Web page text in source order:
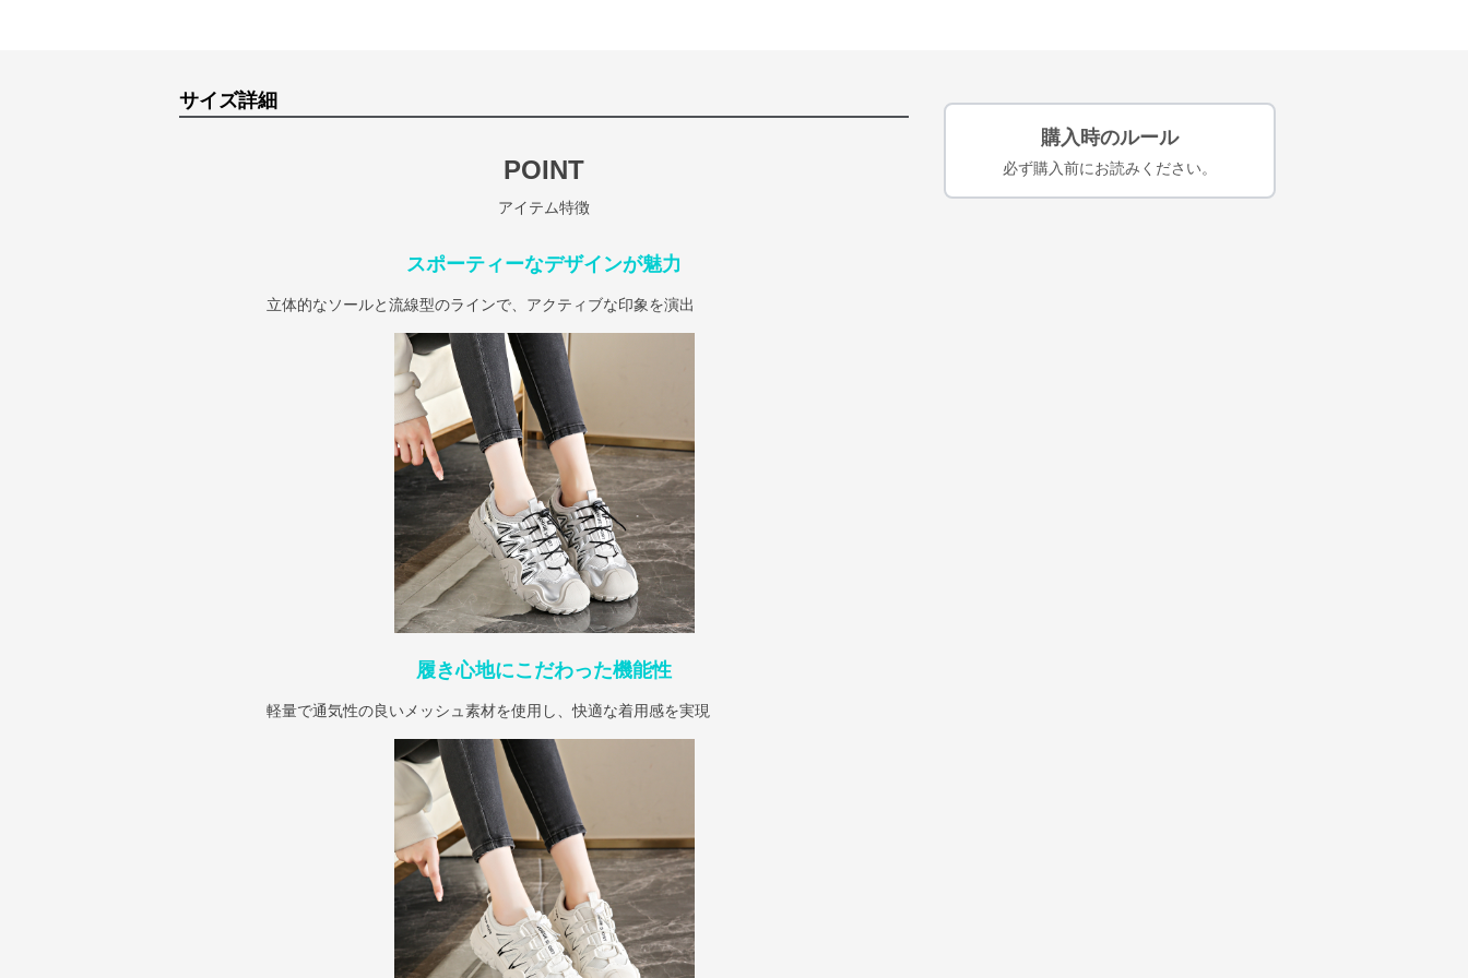
サイズ詳細
POINT
アイテム特徴
スポーティーなデザインが魅力
立体的なソールと流線型のラインで、アクティブな印象を演出
履き心地にこだわった機能性
軽量で通気性の良いメッシュ素材を使用し、快適な着用感を実現
購入時のルール
必ず購入前にお読みください。